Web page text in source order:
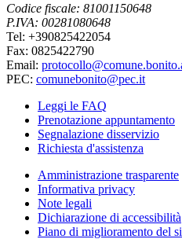
Codice fiscale: 81001150648
P.IVA: 00281080648
Tel: +390825422054
Fax: 0825422790
Email:
PEC: comunebonito@pec.it
Leggi le FAQ
Prenotazione appuntamento
Segnalazione disservizio
Richiesta d'assistenza
Amministrazione trasparente
Informativa privacy
Note legali
Dichiarazione di accessibilità
Piano di miglioramento del